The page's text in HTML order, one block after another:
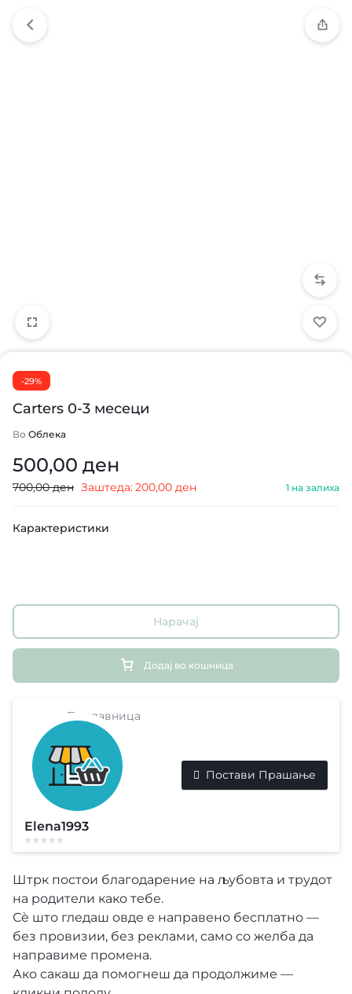
-29%
Carters 0-3 месеци
Во Облека
500,00 ден
700,00ден Заштеда:200,00 ден 1 на залиха
Карактеристики
Додај во кошница
Нарачај
Продавница
Elena1993
Постави Прашање
Штрк постои благодарение на љубовта и трудот
на родители како тебе.
Сè што гледаш овде е направено бесплатно —
без провизии, без реклами, само со желба да
направиме промена.
Ако сакаш да помогнеш да продолжиме —